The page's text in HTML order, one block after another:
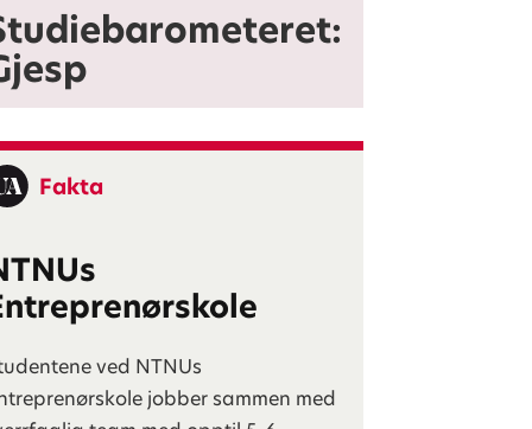
Fakta
ved NTNUs
jobber sammen med